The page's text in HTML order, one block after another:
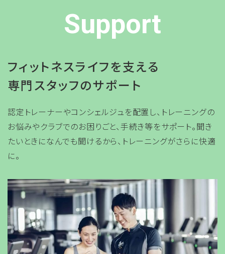
Support
フィットネスライフを支える
専門スタッフのサポート
認定トレーナーやコンシェルジュを配置し、トレーニングの
お悩みやクラブでのお困りごと、手続き等をサポート。聞き
たいときになんでも聞けるから、トレーニングがさらに快適
に。